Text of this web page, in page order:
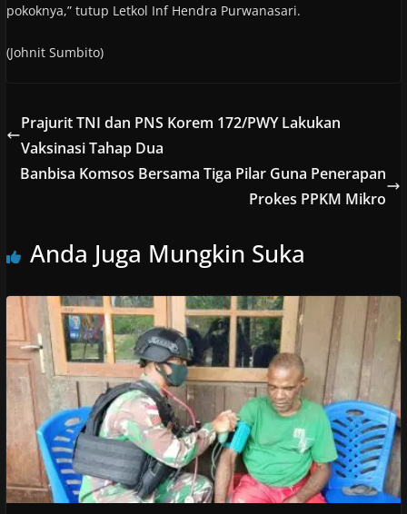
pokoknya,” tutup Letkol Inf Hendra Purwanasari.
(Johnit Sumbito)
Prajurit TNI dan PNS Korem 172/PWY Lakukan
Vaksinasi Tahap Dua
Banbisa Komsos Bersama Tiga Pilar Guna Penerapan
Prokes PPKM Mikro
Anda Juga Mungkin Suka